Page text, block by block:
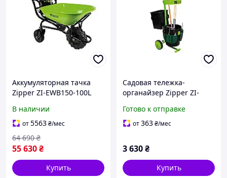
Аккумуляторная тачка
Zipper ZI-EWB150-100L
В наличии
от5563₴/мес
55 630₴
64 690 ₴
Купить
Садовая тележка-
органайзер Zipper ZI-
стальным каркасом
Готово к отправке
от363₴/мес
3 630₴
Купить